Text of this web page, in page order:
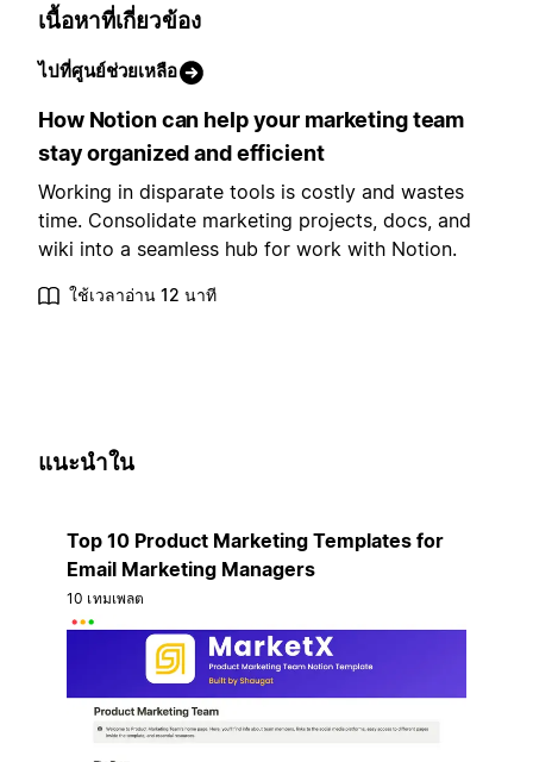
เนื้อหาที่เกี่ยวข้อง
ไปที่ศูนย์ช่วยเหลือ
How Notion can help your marketing team
stay organized and efficient
Working in disparate tools is costly and wastes
time. Consolidate marketing projects, docs, and
wiki into a seamless hub for work with Notion.
ใช้เวลาอ่าน 12 นาที
แนะนำใน
Top 10 Product Marketing Templates for
Email Marketing Managers
10 เทมเพลต